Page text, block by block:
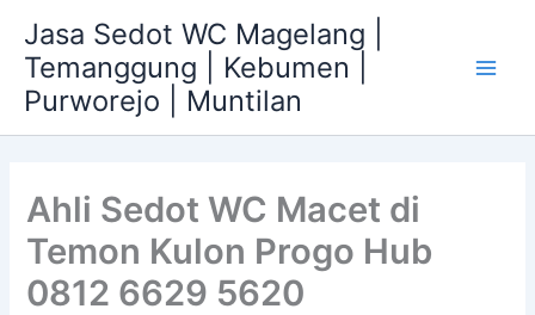
content
Jasa Sedot WC Magelang |
Temanggung | Kebumen |
Purworejo | Muntilan
Ahli Sedot WC Macet di
Temon Kulon Progo Hub
0812 6629 5620